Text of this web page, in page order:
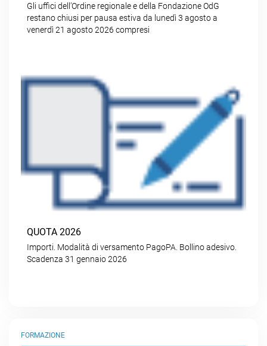
Gli uffici dell’Ordine regionale e della Fondazione OdG
restano chiusi per pausa estiva da lunedì 3 agosto a
venerdì 21 agosto 2026 compresi
QUOTA 2026
Importi. Modalità di versamento PagoPA. Bollino adesivo.
Scadenza 31 gennaio 2026
FORMAZIONE